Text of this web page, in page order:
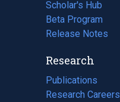
Scholar's Hub
Beta Program
Release Notes
Research
Publications
(opens
in
Research Careers
(opens